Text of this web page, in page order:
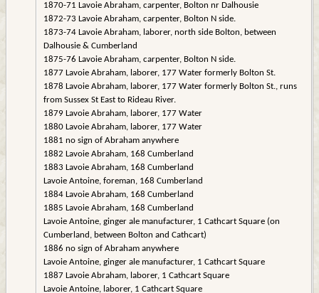
1870-71 Lavoie Abraham, carpenter, Bolton nr Dalhousie
1872-73 Lavoie Abraham, carpenter, Bolton N side.
1873-74 Lavoie Abraham, laborer, north side Bolton, between
Dalhousie & Cumberland
1875-76 Lavoie Abraham, carpenter, Bolton N side.
1877 Lavoie Abraham, laborer, 177 Water formerly Bolton St.
1878 Lavoie Abraham, laborer, 177 Water formerly Bolton St., runs
from Sussex St East to Rideau River.
1879 Lavoie Abraham, laborer, 177 Water
1880 Lavoie Abraham, laborer, 177 Water
1881 no sign of Abraham anywhere
1882 Lavoie Abraham, 168 Cumberland
1883 Lavoie Abraham, 168 Cumberland
Lavoie Antoine, foreman, 168 Cumberland
1884 Lavoie Abraham, 168 Cumberland
1885 Lavoie Abraham, 168 Cumberland
Lavoie Antoine, ginger ale manufacturer, 1 Cathcart Square (on
Cumberland, between Bolton and Cathcart)
1886 no sign of Abraham anywhere
Lavoie Antoine, ginger ale manufacturer, 1 Cathcart Square
1887 Lavoie Abraham, laborer, 1 Cathcart Square
Lavoie Antoine, laborer, 1 Cathcart Square